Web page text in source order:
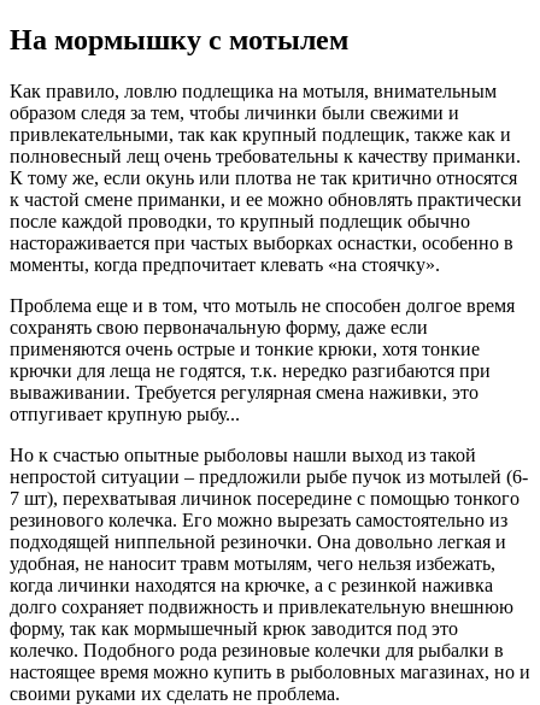
На мормышку с мотылем
Как правило, ловлю подлещика на мотыля, внимательным
образом следя за тем, чтобы личинки были свежими и
привлекательными, так как крупный подлещик, также как и
полновесный лещ очень требовательны к качеству приманки.
К тому же, если окунь или плотва не так критично относятся
к частой смене приманки, и ее можно обновлять практически
после каждой проводки, то крупный подлещик обычно
настораживается при частых выборках оснастки, особенно в
моменты, когда предпочитает клевать «на стоячку».
Проблема еще и в том, что мотыль не способен долгое время
сохранять свою первоначальную форму, даже если
применяются очень острые и тонкие крюки, хотя тонкие
крючки для леща не годятся, т.к. нередко разгибаются при
вываживании. Требуется регулярная смена наживки, это
отпугивает крупную рыбу...
Но к счастью опытные рыболовы нашли выход из такой
непростой ситуации – предложили рыбе пучок из мотылей (6-
7 шт), перехватывая личинок посередине с помощью тонкого
резинового колечка. Его можно вырезать самостоятельно из
подходящей ниппельной резиночки. Она довольно легкая и
удобная, не наносит травм мотылям, чего нельзя избежать,
когда личинки находятся на крючке, а с резинкой наживка
долго сохраняет подвижность и привлекательную внешнюю
форму, так как мормышечный крюк заводится под это
колечко. Подобного рода резиновые колечки для рыбалки в
настоящее время можно купить в рыболовных магазинах, но и
своими руками их сделать не проблема.